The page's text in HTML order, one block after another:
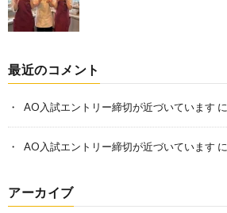
最近のコメント
AO入試エントリー締切が近づいています に
AO入試エントリー締切が近づいています に
アーカイブ